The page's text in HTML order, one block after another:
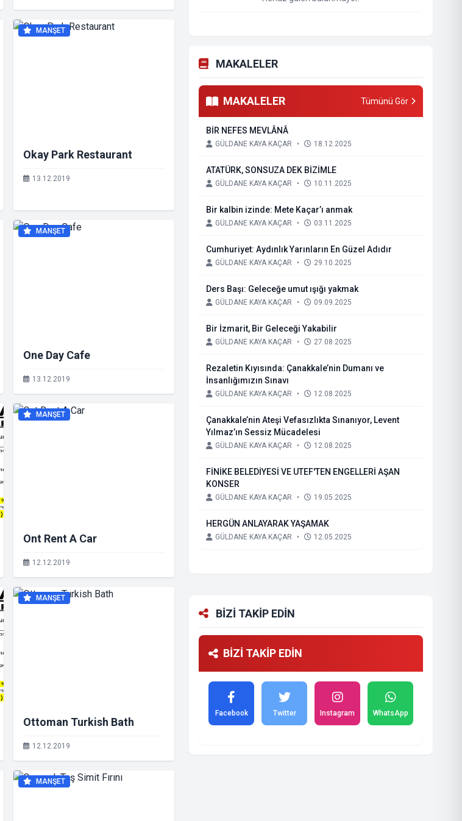
MANŞET
Okay Park Restaurant
13.12.2019
MANŞET
One Day Cafe
13.12.2019
MANŞET
Ont Rent A Car
12.12.2019
MANŞET
Ottoman Turkish Bath
12.12.2019
MANŞET
MAKALELER
MAKALELER Tümünü Gör
BİR NEFES MEVLÂNÂ
GÜLDANE KAYA KAÇAR • 18.12.2025
ATATÜRK, SONSUZA DEK BİZİMLE
GÜLDANE KAYA KAÇAR • 10.11.2025
Bir kalbin izinde: Mete Kaçar’ı anmak
GÜLDANE KAYA KAÇAR • 03.11.2025
Cumhuriyet: Aydınlık Yarınların En Güzel Adıdır
GÜLDANE KAYA KAÇAR • 29.10.2025
Ders Başı: Geleceğe umut ışığı yakmak
GÜLDANE KAYA KAÇAR • 09.09.2025
Bir İzmarit, Bir Geleceği Yakabilir
GÜLDANE KAYA KAÇAR • 27.08.2025
Rezaletin Kıyısında: Çanakkale’nin Dumanı ve
İnsanlığımızın Sınavı
GÜLDANE KAYA KAÇAR • 12.08.2025
Çanakkale’nin Ateşi Vefasızlıkta Sınanıyor, Levent
Yılmaz’ın Sessiz Mücadelesi
GÜLDANE KAYA KAÇAR • 12.08.2025
FİNİKE BELEDİYESİ VE UTEF'TEN ENGELLERİ AŞAN
KONSER
GÜLDANE KAYA KAÇAR • 19.05.2025
HERGÜN ANLAYARAK YAŞAMAK
GÜLDANE KAYA KAÇAR • 12.05.2025
BİZİ TAKİP EDİN
BİZİ TAKİP EDİN
Facebook Twitter Instagram WhatsApp